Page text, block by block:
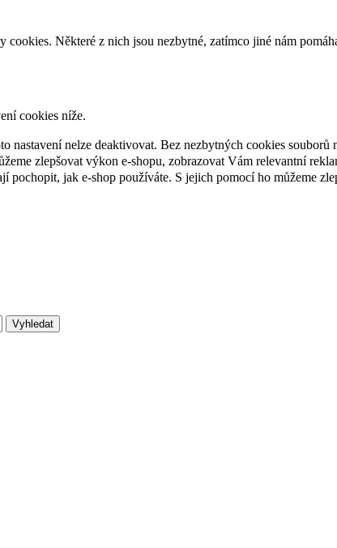
cookies. Některé z nich jsou nezbytné, zatímco jiné nám
cookies níže.
nastavení nelze deaktivovat. Bez nezbytných cookies souborů
zlepšovat výkon e-shopu, zobrazovat Vám relevantní
pochopit, jak e-shop používáte. S jejich pomocí ho můžeme
Vyhledat